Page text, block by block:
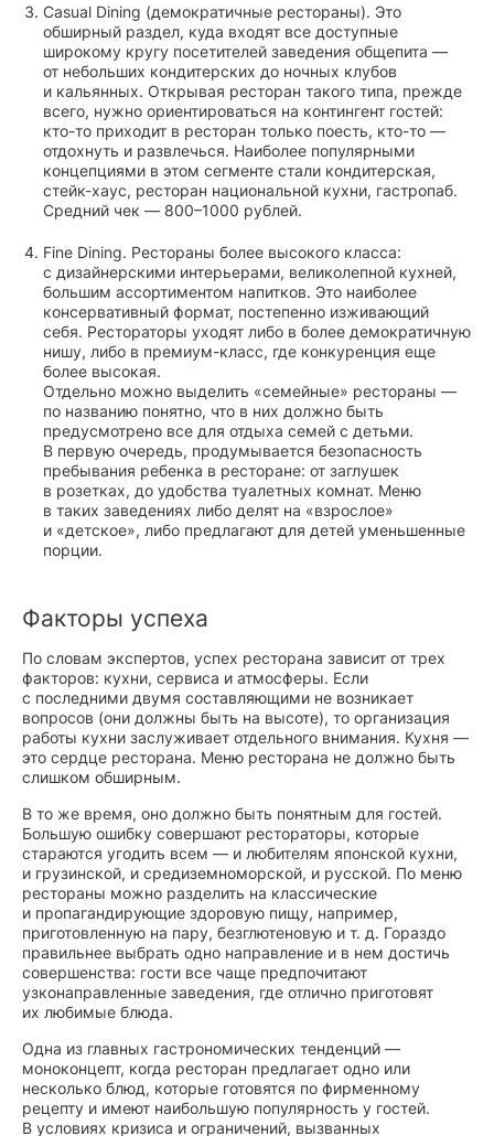
Casual Dining (демократичные рестораны). Это
обширный раздел, куда входят все доступные
широкому кругу посетителей заведения общепита —
от небольших кондитерских до ночных клубов
и кальянных. Открывая ресторан такого типа, прежде
всего, нужно ориентироваться на контингент гостей:
кто-то приходит в ресторан только поесть, кто-то —
отдохнуть и развлечься. Наиболее популярными
концепциями в этом сегменте стали кондитерская,
стейк-хаус, ресторан национальной кухни, гастропаб.
Средний чек — 800–1000 рублей.
Fine Dining. Рестораны более высокого класса:
с дизайнерскими интерьерами, великолепной кухней,
большим ассортиментом напитков. Это наиболее
консервативный формат, постепенно изживающий
себя. Рестораторы уходят либо в более демократичную
нишу, либо в премиум-класс, где конкуренция еще
более высокая.
Отдельно можно выделить «семейные» рестораны —
по названию понятно, что в них должно быть
предусмотрено все для отдыха семей с детьми.
В первую очередь, продумывается безопасность
пребывания ребенка в ресторане: от заглушек
в розетках, до удобства туалетных комнат. Меню
в таких заведениях либо делят на «взрослое»
и «детское», либо предлагают для детей уменьшенные
порции.
Факторы успеха
По словам экспертов, успех ресторана зависит от трех
факторов: кухни, сервиса и атмосферы. Если
с последними двумя составляющими не возникает
вопросов (они должны быть на высоте), то организация
работы кухни заслуживает отдельного внимания. Кухня —
это сердце ресторана. Меню ресторана не должно быть
слишком обширным.
В то же время, оно должно быть понятным для гостей.
Большую ошибку совершают рестораторы, которые
стараются угодить всем — и любителям японской кухни,
и грузинской, и средиземноморской, и русской. По меню
рестораны можно разделить на классические
и пропагандирующие здоровую пищу, например,
приготовленную на пару, безглютеновую и т. д. Гораздо
правильнее выбрать одно направление и в нем достичь
совершенства: гости все чаще предпочитают
узконаправленные заведения, где отлично приготовят
их любимые блюда.
Одна из главных гастрономических тенденций —
моноконцепт, когда ресторан предлагает одно или
несколько блюд, которые готовятся по фирменному
рецепту и имеют наибольшую популярность у гостей.
В условиях кризиса и ограничений, вызванных